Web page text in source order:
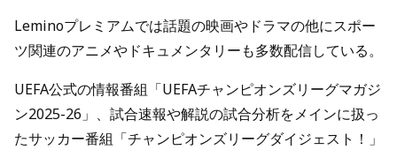
Leminoプレミアムでは話題の映画やドラマの他にスポー
ツ関連のアニメやドキュメンタリーも多数配信している。
UEFA公式の情報番組「UEFAチャンピオンズリーグマガジ
ン2025-26」、試合速報や解説の試合分析をメインに扱っ
たサッカー番組「チャンピオンズリーグダイジェスト！」